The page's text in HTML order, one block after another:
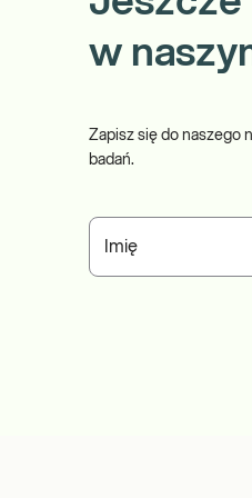
w
Zapisz się do naszego
badań.
Imię